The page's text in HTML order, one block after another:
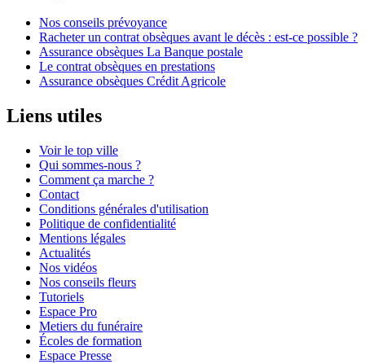
Nos conseils prévoyance
Racheter un contrat obsèques avant le décès : est-ce possible ?
Assurance obsèques La Banque postale
Le contrat obsèques en prestations
Assurance obsèques Crédit Agricole
Liens utiles
Voir le top ville
Qui sommes-nous ?
Comment ça marche ?
Contact
Conditions générales d'utilisation
Politique de confidentialité
Mentions légales
Actualités
Nos vidéos
Nos conseils fleurs
Tutoriels
Espace Pro
Metiers du funéraire
Écoles de formation
Espace Presse